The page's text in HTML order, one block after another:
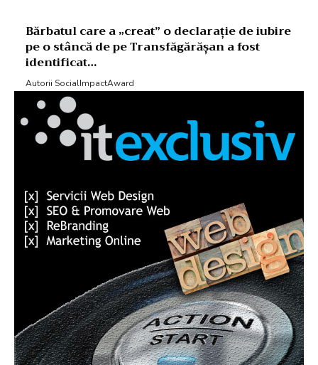
Bărbatul care a „creat” o declarație de iubire
pe o stâncă de pe Transfăgărășan a fost
identificat…
Autorii SocialImpactAward